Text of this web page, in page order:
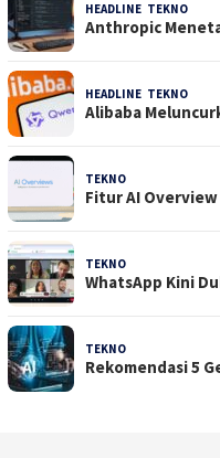
HEADLINE TEKNO
Anthropic
HEADLINE TEKNO
Alibaba
TEKNO
Fitur AI
TEKNO
WhatsApp Kini
TEKNO
Rekomendasi 5